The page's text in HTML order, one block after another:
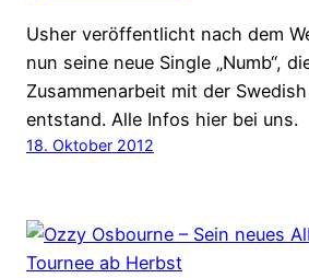
Usher veröffentlicht nach dem
nun seine neue Single „Numb“,
Zusammenarbeit mit der
entstand. Alle Infos hier bei uns.
18. Oktober 2012